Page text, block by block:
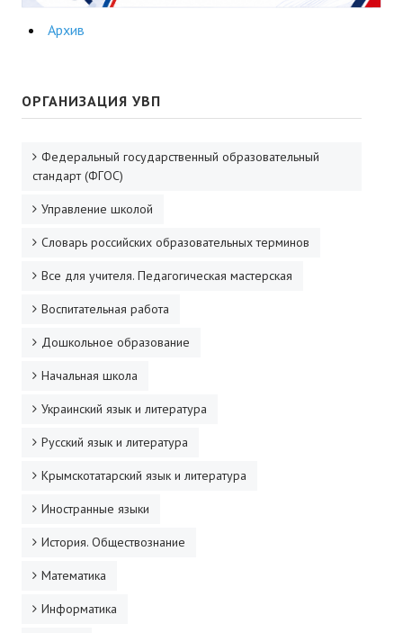
Архив
ОРГАНИЗАЦИЯ УВП
Федеральный государственный образовательный
стандарт (ФГОС)
Управление школой
Словарь российских образовательных терминов
Все для учителя. Педагогическая мастерская
Воспитательная работа
Дошкольное образование
Начальная школа
Украинский язык и литература
Русский язык и литература
Крымскотатарский язык и литература
Иностранные языки
История. Обществознание
Математика
Информатика